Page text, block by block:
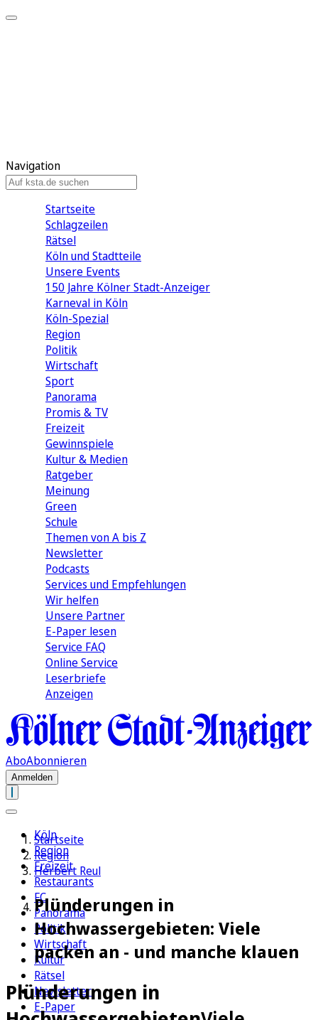
Navigation
Startseite
Schlagzeilen
Rätsel
Köln und Stadtteile
Unsere Events
150 Jahre Kölner Stadt-Anzeiger
Karneval in Köln
Köln-Spezial
Region
Politik
Wirtschaft
Sport
Panorama
Promis & TV
Freizeit
Gewinnspiele
Kultur & Medien
Ratgeber
Meinung
Green
Schule
Themen von A bis Z
Newsletter
Podcasts
Services und Empfehlungen
Wir helfen
Unsere Partner
E-Paper lesen
Service FAQ
Online Service
Leserbriefe
Anzeigen
AboAbonnieren
Anmelden
Köln
Region
Freizeit
Restaurants
FC
Panorama
Politik
Wirtschaft
Kultur
Rätsel
Newsletter
E-Paper
Startseite
Region
Herbert Reul
Plünderungen in
Hochwassergebieten: Viele
packen an - und manche klauen
Plünderungen in